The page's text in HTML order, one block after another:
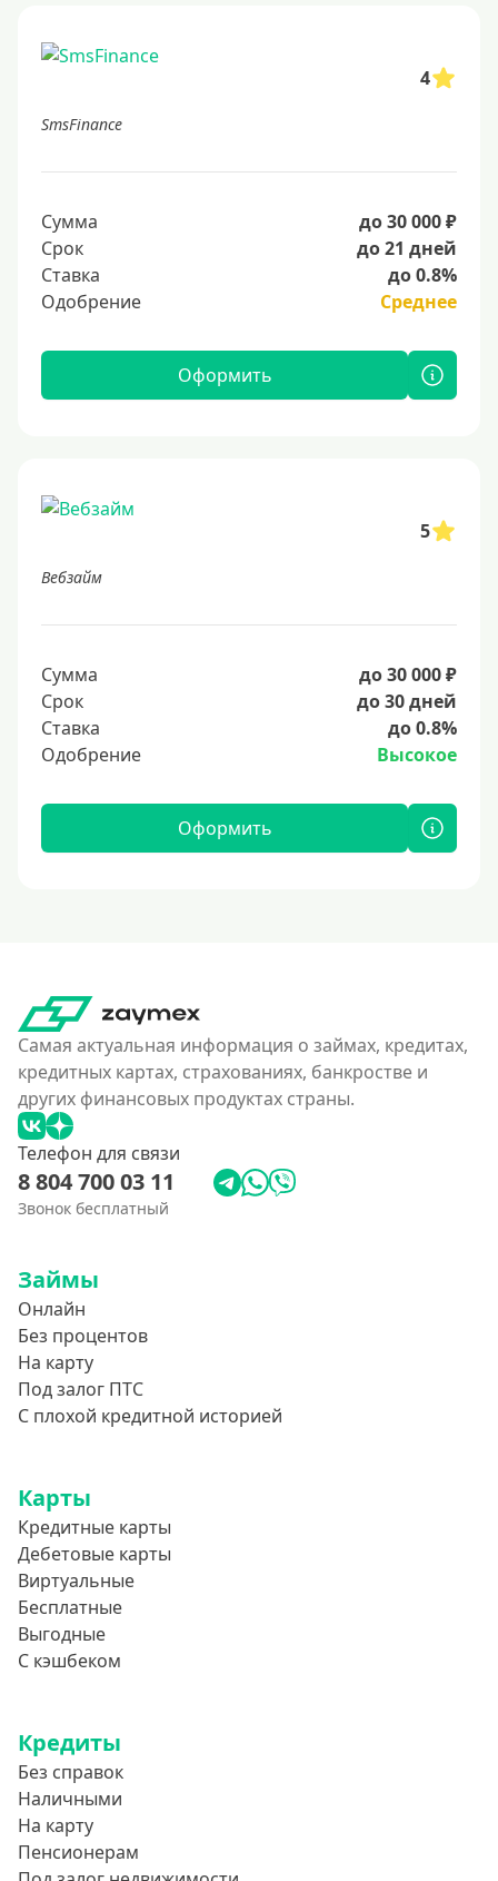
4
SmsFinance
Сумма
до 30 000 ₽
Срок
до 21 дней
Ставка
до 0.8%
Одобрение
Среднее
Оформить
5
Вебзайм
Сумма
до 30 000 ₽
Срок
до 30 дней
Ставка
до 0.8%
Одобрение
Высокое
Оформить
Самая актуальная информация о займах, кредитах,
кредитных картах, страхованиях, банкростве и
других финансовых продуктах страны.
Телефон для связи
8 804 700 03 11
Звонок бесплатный
Займы
Онлайн
Без процентов
На карту
Под залог ПТС
С плохой кредитной историей
Карты
Кредитные карты
Дебетовые карты
Виртуальные
Бесплатные
Выгодные
С кэшбеком
Кредиты
Без справок
Наличными
На карту
Пенсионерам